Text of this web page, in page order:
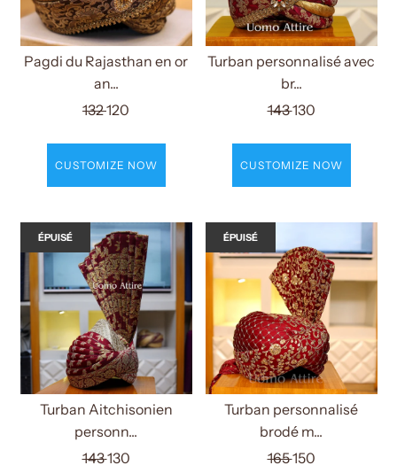
Pagdi du Rajasthan en or
an...
132120
CUSTOMIZE NOW
Turban personnalisé avec
br...
143130
CUSTOMIZE NOW
ÉPUISÉ
Turban Aitchisonien
personn...
143130
ÉPUISÉ
Turban personnalisé
brodé m...
165150